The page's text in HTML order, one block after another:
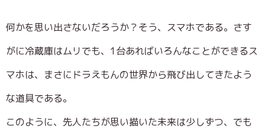
何かを思い出さないだろうか？そう、スマホである。さす
がに冷蔵庫はムリでも、1台あればいろんなことができるス
マホは、まさにドラえもんの世界から飛び出してきたよう
な道具である。
このように、先人たちが思い描いた未来は少しずつ、でも